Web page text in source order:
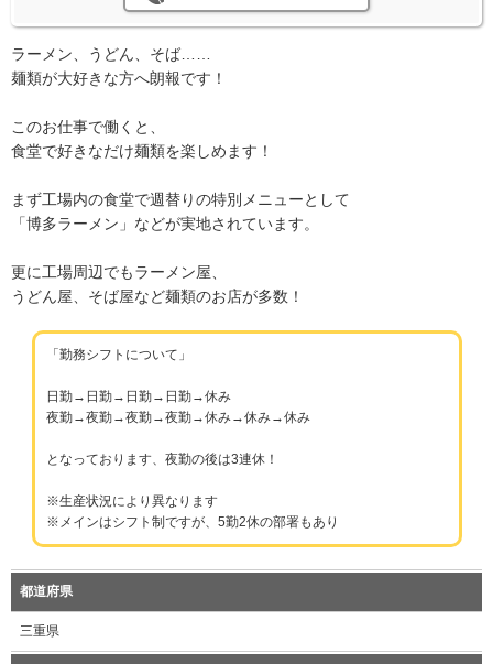
ラーメン、うどん、そば……
麺類が大好きな方へ朗報です！
このお仕事で働くと、
食堂で好きなだけ麺類を楽しめます！
まず工場内の食堂で週替りの特別メニューとして
「博多ラーメン」などが実地されています。
更に工場周辺でもラーメン屋、
うどん屋、そば屋など麺類のお店が多数！
「勤務シフトについて」
日勤→日勤→日勤→日勤→休み
夜勤→夜勤→夜勤→夜勤→休み→休み→休み
となっております、夜勤の後は3連休！
※生産状況により異なります
※メインはシフト制ですが、5勤2休の部署もあり
都道府県
三重県